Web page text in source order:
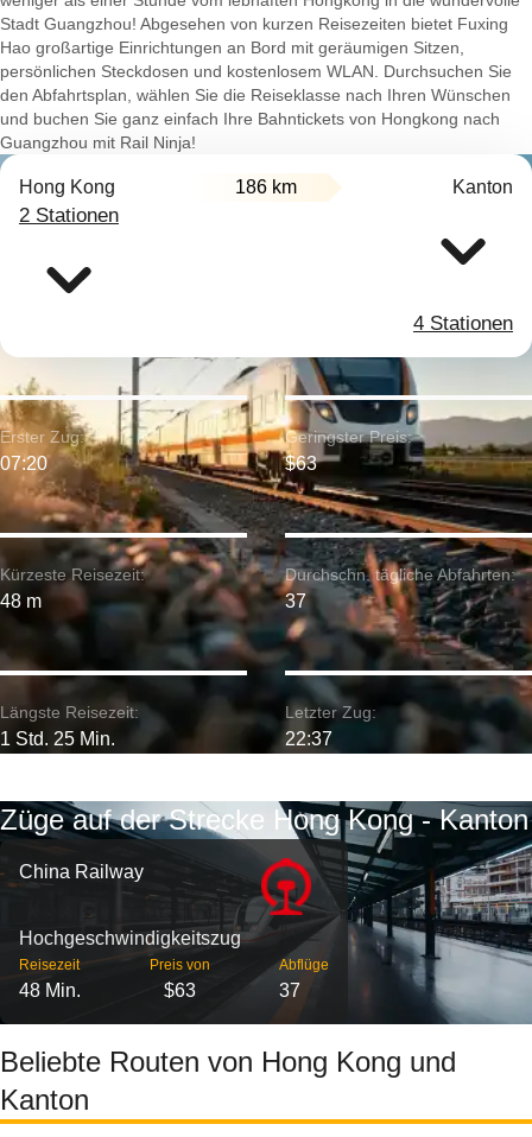
Stadt Guangzhou! Abgesehen von kurzen Reisezeiten bietet Fuxing
Hao großartige Einrichtungen an Bord mit geräumigen Sitzen,
persönlichen Steckdosen und kostenlosem WLAN. Durchsuchen Sie
den Abfahrtsplan, wählen Sie die Reiseklasse nach Ihren Wünschen
und buchen Sie ganz einfach Ihre Bahntickets von Hongkong nach
Guangzhou mit Rail Ninja!
Hong Kong 186 km Kanton
2 Stationen
4 Stationen
Kürzeste Reisezeit:
48 m
Erster Zug:
07:20
Längste Reisezeit:
1 Std. 25 Min.
Geringster Preis:
$63
Durchschn. tägliche Abfahrten:
37
Letzter Zug:
22:37
Züge auf der Strecke Hong Kong - Kanton
China Railway
Hochgeschwindigkeitszug
Reisezeit
48 Min.
Preis von
$63
Abflüge
37
Beliebte Routen von Hong Kong und
Kanton